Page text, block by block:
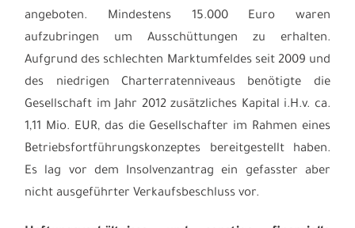
angeboten. Mindestens 15.000 Euro waren
aufzubringen um Ausschüttungen zu erhalten.
Aufgrund des schlechten Marktumfeldes seit 2009 und
des niedrigen Charterratenniveaus benötigte die
Gesellschaft im Jahr 2012 zusätzliches Kapital i.H.v. ca.
1,11 Mio. EUR, das die Gesellschafter im Rahmen eines
Betriebsfortführungskonzeptes bereitgestellt haben.
Es lag vor dem Insolvenzantrag ein gefasster aber
nicht ausgeführter Verkaufsbeschluss vor.